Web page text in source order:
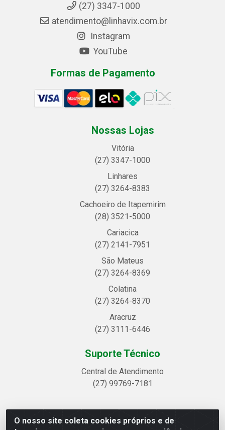
O nosso site coleta cookies próprios e de
(27) 3347-1000
atendimento@linhavix.com.br
Instagram
YouTube
Formas de Pagamento
Nossas Lojas
Vitória
(27) 3347-1000
Linhares
(27) 3264-8383
Cachoeiro de Itapemirim
(28) 3521-5000
Cariacica
(27) 2141-7951
São Mateus
(27) 3264-8369
Colatina
(27) 3264-8370
Aracruz
(27) 3111-6446
Suporte Técnico
Central de Atendimento
(27) 99769-7181
Linhavix Distribuidora LTDA - Avenida Alegre, 2521 -